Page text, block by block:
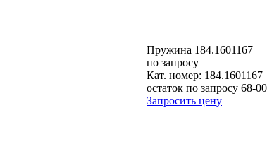
Пружина 184.1601167
по запросу
Кат. номер: 184.1601167
остаток по запросу 68-
Запросить цену